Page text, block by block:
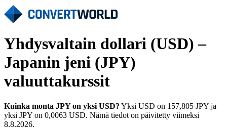
Yhdysvaltain dollari (USD) –
Japanin jeni (JPY)
valuuttakurssit
Kuinka monta JPY on yksi USD? Yksi USD on 157,805 JPY ja
yksi JPY on 0,0063 USD. Nämä tiedot on päivitetty viimeksi
8.8.2026.